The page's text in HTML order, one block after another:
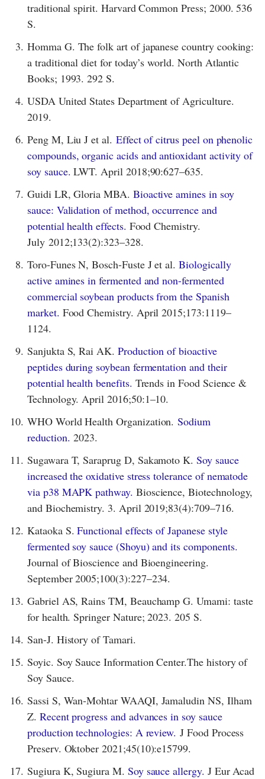
traditional spirit. Harvard Common Press; 2000. 536
S.
3. Homma G. The folk art of japanese country cooking:
a traditional diet for today’s world. North Atlantic
Books; 1993. 292 S.
4. USDA United States Department of Agriculture.
2019.
6. Peng M, Liu J et al. Effect of citrus peel on phenolic
compounds, organic acids and antioxidant activity of
soy sauce. LWT. April 2018;90:627–635.
7. Guidi LR, Gloria MBA. Bioactive amines in soy
sauce: Validation of method, occurrence and
potential health effects. Food Chemistry.
July 2012;133(2):323–328.
8. Toro-Funes N, Bosch-Fuste J et al.Biologically
active amines in fermented and non-fermented
commercial soybean products from the Spanish
market. Food Chemistry. April 2015;173:1119–
1124.
9. Sanjukta S, Rai AK. Production of bioactive
peptides during soybean fermentation and their
potential health benefits. Trends in Food Science &
Technology. April 2016;50:1–10.
10. WHO World Health Organization.Sodium
reduction. 2023.
11. Sugawara T, Saraprug D, Sakamoto K.Soy sauce
increased the oxidative stress tolerance of nematode
via p38 MAPK pathway. Bioscience, Biotechnology,
and Biochemistry. 3. April 2019;83(4):709–716.
12. Kataoka S.Functional effects of Japanese style
fermented soy sauce (Shoyu) and its components.
Journal of Bioscience and Bioengineering.
September 2005;100(3):227–234.
13. Gabriel AS, Rains TM, Beauchamp G. Umami: taste
for health. Springer Nature; 2023. 205 S.
14. San-J. History of Tamari.
15. Soyic. Soy Sauce Information Center.The history of
Soy Sauce.
16. Sassi S, Wan‐Mohtar WAAQI, Jamaludin NS, Ilham
Z. Recent progress and advances in soy sauce
production technologies: A review. J Food Process
Preserv. Oktober 2021;45(10):e15799.
17. Sugiura K, Sugiura M. Soy sauce allergy. J Eur Acad